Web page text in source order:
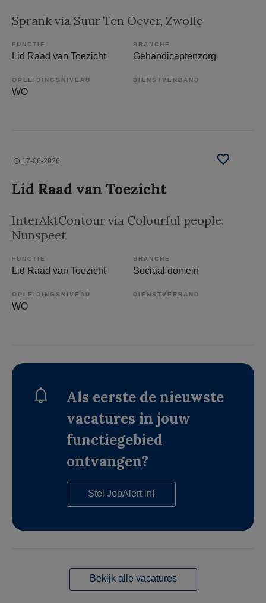
Sprank via Suur Ten Oever, Zwolle
FUNCTIE
Lid Raad van Toezicht
BRANCHE
Gehandicaptenzorg
OPLEIDINGSNIVEAU
WO
DIENSTVERBAND
17-06-2026
Lid Raad van Toezicht
InterAktContour via Colourful people,
Nunspeet
FUNCTIE
Lid Raad van Toezicht
BRANCHE
Sociaal domein
OPLEIDINGSNIVEAU
WO
DIENSTVERBAND
Als eerste de nieuwste
vacatures in jouw
functiegebied
ontvangen?
Stel JobAlert in!
Bekijk alle vacatures